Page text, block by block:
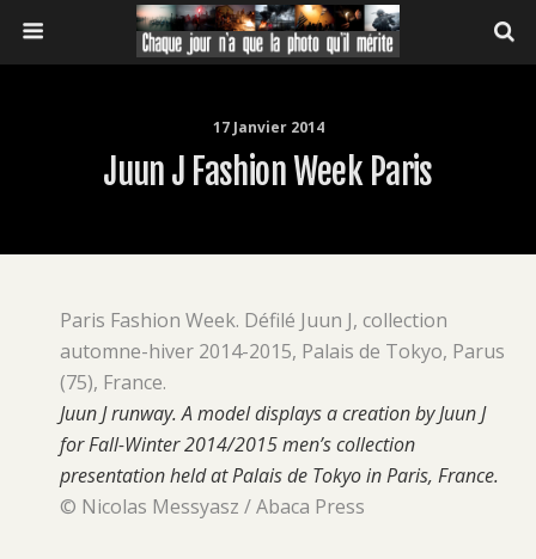
17 Janvier 2014
Juun J Fashion Week Paris
Paris Fashion Week. Défilé Juun J, collection
automne-hiver 2014-2015, Palais de Tokyo, Parus
(75), France.
Juun J runway. A model displays a creation by Juun J
for Fall-Winter 2014/2015 men’s collection
presentation held at Palais de Tokyo in Paris, France.
© Nicolas Messyasz / Abaca Press